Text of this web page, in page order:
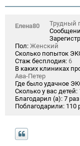
и
Елена80
Трудный
Пол: Женский
Сколько попыток
Стаж бесплодия: 6
В каких клиниках
Ава-Петер
Где было удачное
Сколько у вас детей:
Благодарил (а): 7 раз
Поблагодарили: 110